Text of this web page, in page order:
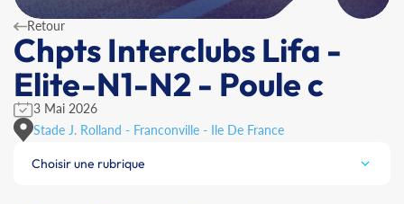
Retour
Chpts Interclubs Lifa -
Elite-N1-N2 - Poule c
3 Mai 2026
Stade J. Rolland - Franconville - Ile De France
Choisir une rubrique